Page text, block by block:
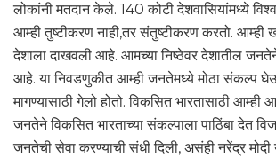
लोकांनी मतदान केले. 140 कोटी देशवासियांमध्ये
आम्ही तुष्टीकरण नाही,तर संतुष्टीकरण करतो. आम्ही
देशाला दाखवली आहे. आमच्या निष्ठेवर देशातील
आहे. या निवडणुकीत आम्ही जनतेमध्ये मोठा संकल्प
मागण्यासाठी गेलो होतो. विकसित भारतासाठी आम्ही
जनतेने विकसित भारताच्या संकल्पाला पाठिंबा देत
जनतेची सेवा करण्याची संधी दिली, असंही नरेंद्र